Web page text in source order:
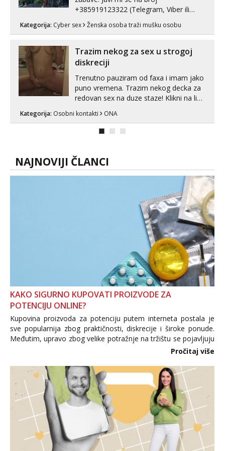
+385919123322 (Telegram, Viber ili
Whatsapp). 🤙 NE javljaj se na uzivo.
Hvala.
Kategorija: Cyber sex Ženska osoba traži mušku osobu
Trazim nekog za sex u strogoj
diskreciji
Trenutno pauziram od faxa i imam jako
puno vremena. Trazim nekog decka za
redovan sex na duze staze! Klikni na link
Kategorija: Osobni kontakti ONA
NAJNOVIJI ČLANCI
KAKO SIGURNO KUPOVATI PROIZVODE ZA
POTENCIJU ONLINE?
Kupovina proizvoda za potenciju putem interneta postala je
sve popularnija zbog praktičnosti, diskrecije i široke ponude.
Međutim, upravo zbog velike potražnje na tržištu se pojavljuju
i brojni krivotvoreni proizvodi, nepouzdane internetske
Pročitaj više